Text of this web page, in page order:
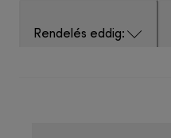
Rendelés eddig: